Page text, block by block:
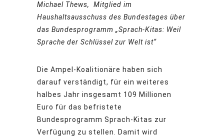
Michael Thews, Mitglied im
Haushaltsausschuss des Bundestages über
das Bundesprogramm „Sprach-Kitas: Weil
Sprache der Schlüssel zur Welt ist“
Die Ampel-Koalitionäre haben sich
darauf verständigt, für ein weiteres
halbes Jahr insgesamt 109 Millionen
Euro für das befristete
Bundesprogramm Sprach-Kitas zur
Verfügung zu stellen. Damit wird